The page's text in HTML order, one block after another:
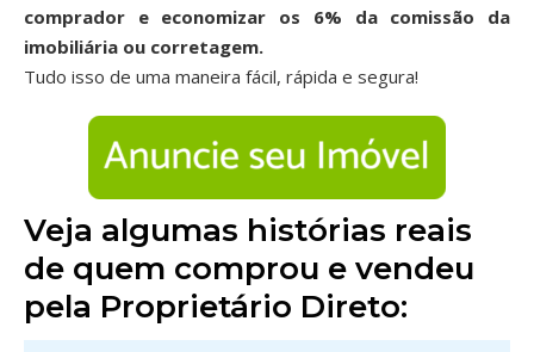
comprador e economizar os 6% da comissão da
imobiliária ou corretagem.
Tudo isso de uma maneira fácil, rápida e segura!
Veja algumas histórias reais
de quem comprou e vendeu
pela Proprietário Direto: